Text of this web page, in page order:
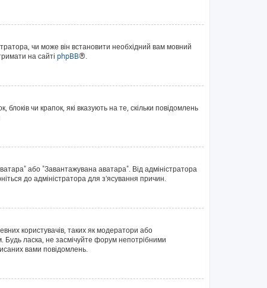
чи може він встановити необхідний вам мовний
на сайті phpBB®.
чи крапок, які вказують на те, скільки повідомлень
або "Завантажувана аватара". Від адміністратора
до адміністратора для з'ясування причин.
користувачів, таких як модератори або
Будь ласка, не засмічуйте форум непотрібними
вами повідомлень.